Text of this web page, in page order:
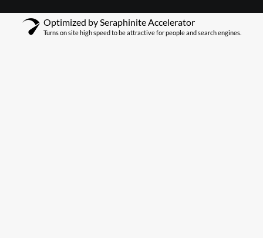
Optimized by Seraphinite Accelerator
Turns on site high speed to be attractive for people and search engines.